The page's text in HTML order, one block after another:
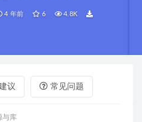
4 年前 6 4.8K
议 常见问题
与库